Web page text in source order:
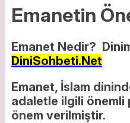
Emanetin
Emanet Nedir?
DiniSohbeti.Net
Emanet, İslam
adaletle ilgili önemli
önem verilmiştir.